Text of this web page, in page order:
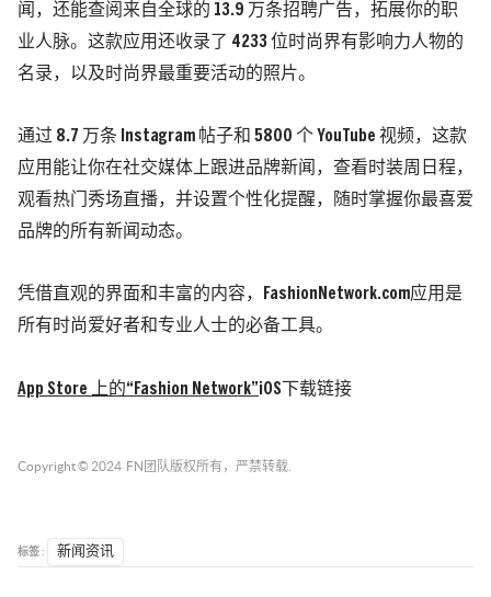
闻，还能查阅来自全球的 13.9 万条招聘广告，拓展你的职
业人脉。这款应用还收录了 4233 位时尚界有影响力人物的
名录，以及时尚界最重要活动的照片。
通过 8.7 万条 Instagram 帖子和 5800 个 YouTube 视频，这款
应用能让你在社交媒体上跟进品牌新闻，查看时装周日程，
观看热门秀场直播，并设置个性化提醒，随时掌握你最喜爱
品牌的所有新闻动态。
凭借直观的界面和丰富的内容，FashionNetwork.com应用是
所有时尚爱好者和专业人士的必备工具。
App Store 上的“Fashion Network”iOS下载链接
Copyright © 2024 FN团队 版权所有，严禁转载.
标签 : 新闻资讯